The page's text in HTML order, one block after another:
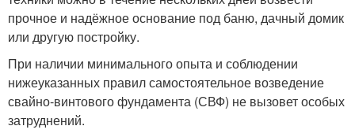
прочное и надёжное основание под баню, дачный домик
или другую постройку.
При наличии минимального опыта и соблюдении
нижеуказанных правил самостоятельное возведение
свайно-винтового фундамента (СВФ) не вызовет особых
затруднений.